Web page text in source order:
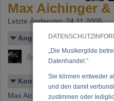
„Die Musikergilde
Datenhandel.”
Sie können entweder
und den damit
zustimmen oder
Max Aichinger &
Letzte Änderung: 24.11.2005
Angelegt von
Aichinger, Max
Kontakt
Max Aichinger